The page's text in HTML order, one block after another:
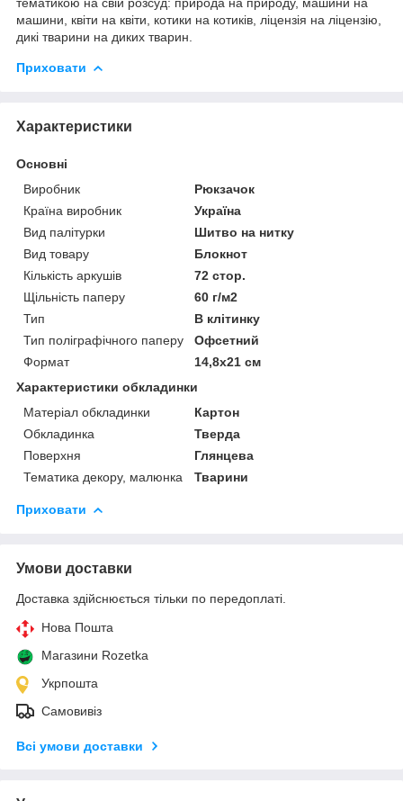
машини, квіти на квіти, котики на котиків, ліцензія на ліцензію,
дикі тварини на диких тварин.
Приховати
Характеристики
Основні
Виробник
Рюкзачок
Країна виробник
Україна
Вид палітурки
Шитво на нитку
Вид товару
Блокнот
Кількість аркушів
72 стор.
Щільність паперу
60 г/м2
Тип
В клітинку
Тип поліграфічного паперу
Офсетний
Формат
14,8х21 см
Характеристики обкладинки
Матеріал обкладинки
Картон
Обкладинка
Тверда
Поверхня
Глянцева
Тематика декору, малюнка
Тварини
Приховати
Умови доставки
Доставка здійснюється тільки по передоплаті.
Нова Пошта
Магазини Rozetka
Укрпошта
Самовивіз
Всі умови доставки